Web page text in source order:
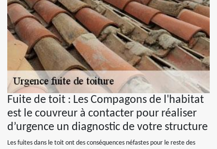
Fuite de toit : Les Compagons de l'habitat
est le couvreur à contacter pour réaliser
d’urgence un diagnostic de votre structure
Les fuites dans le toit ont des conséquences néfastes pour le reste des